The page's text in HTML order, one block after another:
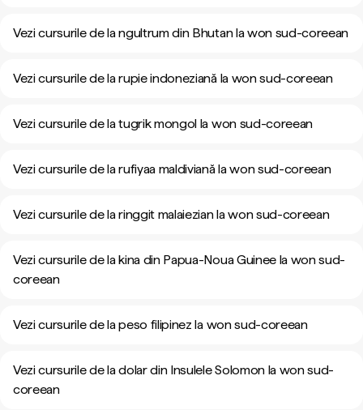
Vezi cursurile de la ngultrum din Bhutan la won sud-coreean
Vezi cursurile de la rupie indoneziană la won sud-coreean
Vezi cursurile de la tugrik mongol la won sud-coreean
Vezi cursurile de la rufiyaa maldiviană la won sud-coreean
Vezi cursurile de la ringgit malaiezian la won sud-coreean
Vezi cursurile de la kina din Papua-Noua Guinee la won sud-
coreean
Vezi cursurile de la peso filipinez la won sud-coreean
Vezi cursurile de la dolar din Insulele Solomon la won sud-
coreean